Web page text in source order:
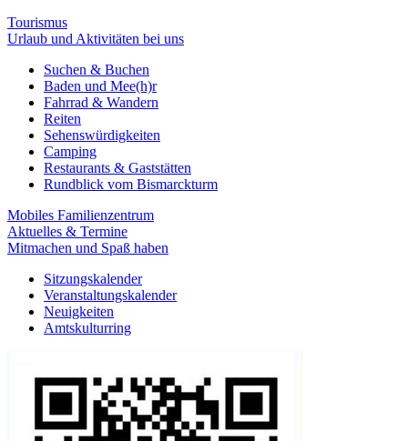
Tourismus
Urlaub und Aktivitäten bei uns
Suchen & Buchen
Baden und Mee(h)r
Fahrrad & Wandern
Reiten
Sehenswürdigkeiten
Camping
Restaurants & Gaststätten
Rundblick vom Bismarckturm
Mobiles Familienzentrum
Aktuelles & Termine
Mitmachen und Spaß haben
Sitzungskalender
Veranstaltungskalender
Neuigkeiten
Amtskulturring